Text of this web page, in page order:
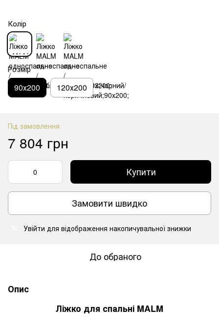
Колір
Розмір
90х200 120х200
Під замовлення
7 804 грн
Купити
Замовити швидко
Увійти для відображення накопичувальної знижки
До обраного
Опис
Ліжко для спальні MALM